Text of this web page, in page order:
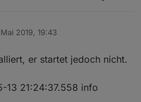
2019, 19:43
er startet jedoch nicht.
13 21:24:37.558 info